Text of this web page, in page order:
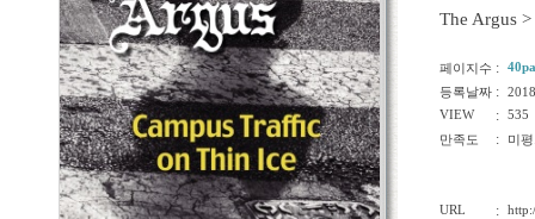
The Argus >
페이지수 :
등록날짜 :
VIEW
:
535
만족도
: 미
URL :